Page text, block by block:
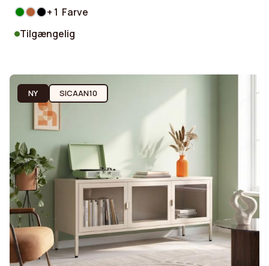
+ 1 Farve
Tilgængelig
NY SICAAN10